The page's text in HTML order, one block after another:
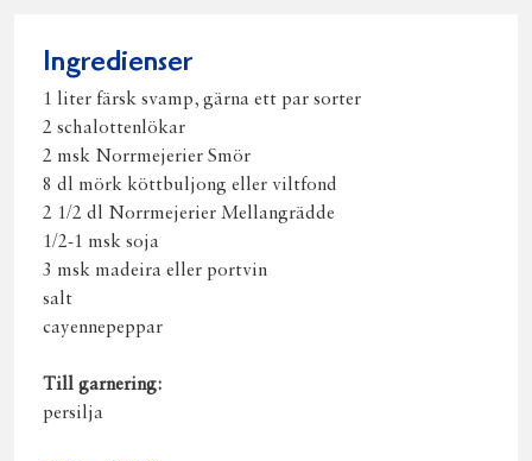
Ingredienser
1 liter färsk svamp, gärna ett par sorter
2 schalottenlökar
2 msk Norrmejerier Smör
8 dl mörk köttbuljong eller viltfond
2 1/2 dl Norrmejerier Mellangrädde
1/2-1 msk soja
3 msk madeira eller portvin
salt
cayennepeppar
Till garnering:
persilja